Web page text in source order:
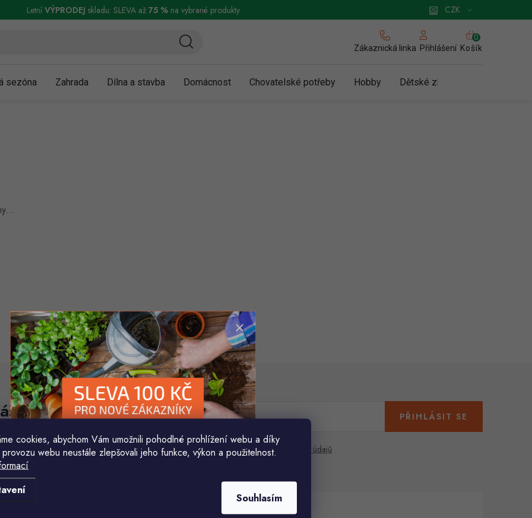
cookies, abychom Vám umožnili pohodlné prohlížení webu a díky
webu neustále zlepšovali jeho funkce, výkon a použitelnost.
Souhlasím
a reklamace Podmínky ochrany osobních údajů Obchodní podmínky pro podnikatele Zásady používání cookies
CZK
LetníVÝPRODEJ skladu: SLEVA až 75 %na vybrané produkty
Zákaznická linka Přihlášení
NÁKUPNÍ
KOŠÍK
Košík
sezóna Zahrada Dílna a stavba Domácnost Chovatelské potřeby Hobby Dětské zboží a hračky
e-mail E-mail
Vložením e-mailu souhlasíte spodmínkami ochrany osobních údajů
PŘIHLÁSIT SE